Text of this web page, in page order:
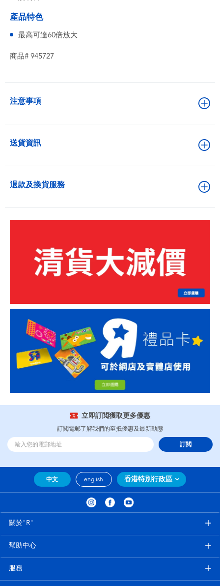
產品特色
最高可達60倍放大
商品# 945727
注意事項
送貨資訊
退款及換貨服務
立即訂閲獲取更多優惠
訂閲電郵了解我們的至抵優惠及最新動態
訂閲
中文 english 香港特別行政區
關於"R"
幫助中心
服務